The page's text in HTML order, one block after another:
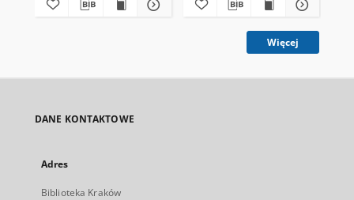
Więcej
DANE KONTAKTOWE
Adres
Biblioteka Kraków